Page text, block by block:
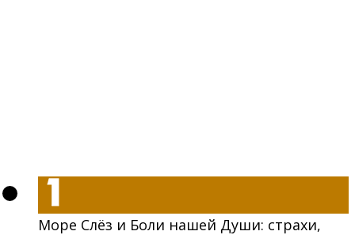
Море Слёз и Боли нашей Души: страхи,